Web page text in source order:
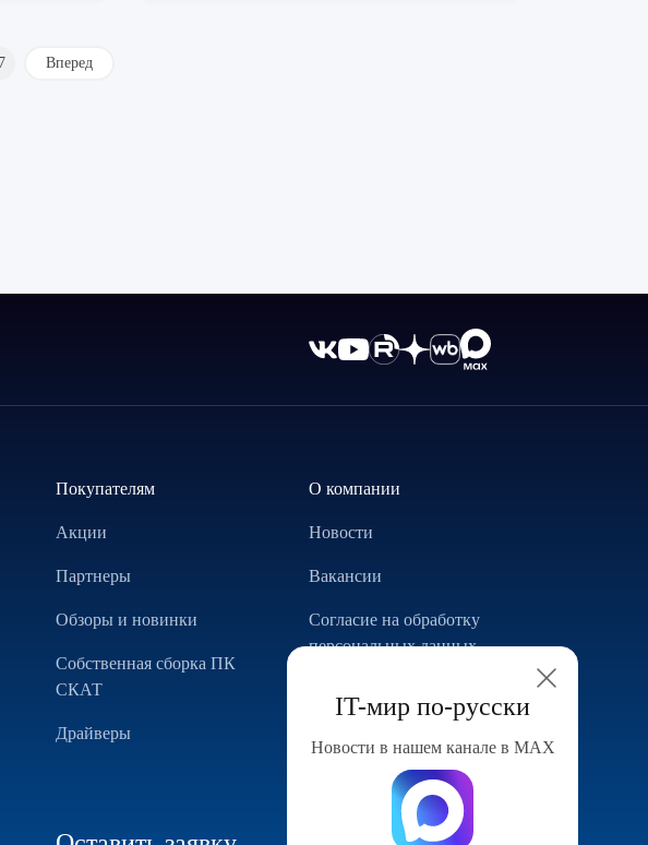
Вперед
IT-мир по-русски
Новости в нашем канале в МАХ
Покупателям
Акции
Партнеры
Обзоры и новинки
Собственная сборка ПК
СКАТ
Драйверы
О компании
Новости
Вакансии
Согласие на обработку
персональных данных
Конфигуратор компьютера